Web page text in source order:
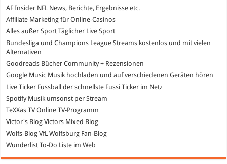
AF Insider NFL News, Berichte, Ergebnisse etc.
Affiliate Marketing für Online-Casinos
Alles außer Sport Täglicher Live Sport
Bundesliga und Champions League Streams kostenlos und mit vielen
Alternativen
Goodreads Bücher Community + Rezensionen
Google Music Musik hochladen und auf verschiedenen Geräten hören
Live Ticker Fussball
der schnellste Fussi Ticker im Netz
SpotifyMusik umsonst per Stream
TeXXas TVOnline TV-Programm
Victor's Blog Victors Mixed Blog
Wolfs-Blog VfL Wolfsburg Fan-Blog
Wunderlist To-Do Liste im Web